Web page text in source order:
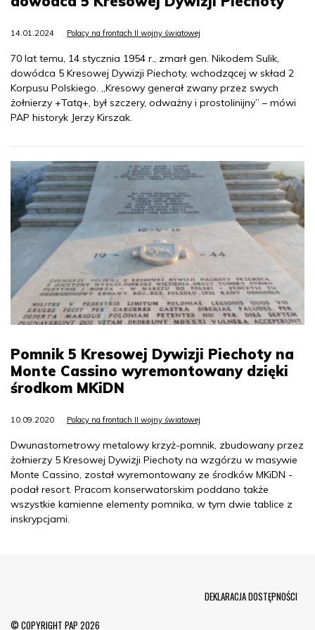
14.01.2024 Polacy na frontach II wojny światowej
70 lat temu, 14 stycznia 1954 r., zmarł gen. Nikodem Sulik,
dowódca 5 Kresowej Dywizji Piechoty, wchodzącej w skład 2
Korpusu Polskiego. „Kresowy generał zwany przez swych
żołnierzy +Tatą+, był szczery, odważny i prostolinijny” – mówi
PAP historyk Jerzy Kirszak.
Pomnik 5 Kresowej Dywizji Piechoty na
Monte Cassino wyremontowany dzięki
środkom MKiDN
10.09.2020 Polacy na frontach II wojny światowej
Dwunastometrowy metalowy krzyż-pomnik, zbudowany przez
żołnierzy 5 Kresowej Dywizji Piechoty na wzgórzu w masywie
Monte Cassino, został wyremontowany ze środków MKiDN -
podał resort. Pracom konserwatorskim poddano także
wszystkie kamienne elementy pomnika, w tym dwie tablice z
inskrypcjami.
© COPYRIGHT PAP 2026
DEKLARACJA DOSTĘPNOŚCI